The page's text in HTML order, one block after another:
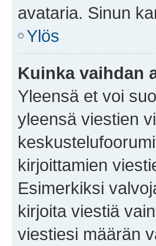
avataria. Sinun
Ylös
Kuinka vaihdan
Yleensä et voi
yleensä viestien
kirjoittamien
Esimerkiksi
kirjoita viestiä
viestiesi määrän